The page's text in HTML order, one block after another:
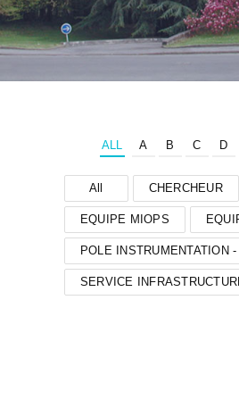
ALL A B C D
All CHERCHEUR
EQUIPE MIOPS
POLE INSTRUMENTATION
SERVICE